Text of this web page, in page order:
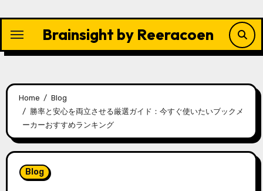
content
Brainsight by Reeracoen
Home
Blog
勝率と安心を両立させる厳選ガイド：今すぐ使いたいブックメ
ーカーおすすめランキング
Blog